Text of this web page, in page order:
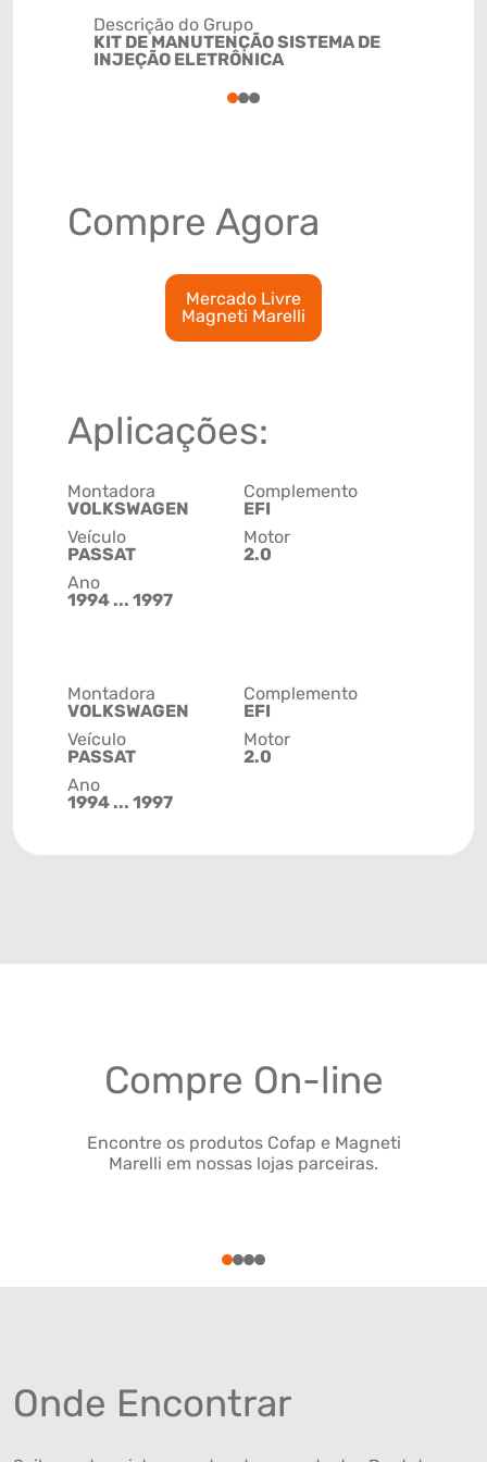
Descrição do Grupo
KIT DE MANUTENÇÃO SISTEMA DE
INJEÇÃO ELETRÔNICA
123
Compre Agora
Mercado Livre
Magneti Marelli
Aplicações:
Montadora
VOLKSWAGEN
Veículo
PASSAT
Ano
1994 ... 1997
Complemento
EFI
Motor
2.0
Montadora
VOLKSWAGEN
Veículo
PASSAT
Ano
1994 ... 1997
Complemento
EFI
Motor
2.0
Compre On-line
Encontre os produtos Cofap e Magneti
Marelli em nossas lojas parceiras.
1234
Onde Encontrar